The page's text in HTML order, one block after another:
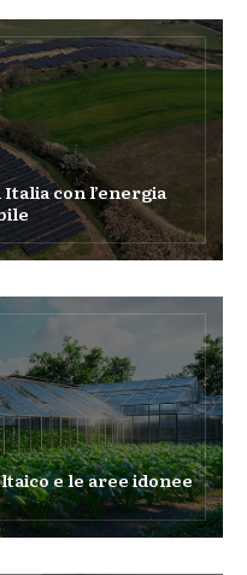
con l’energia
e le aree idonee